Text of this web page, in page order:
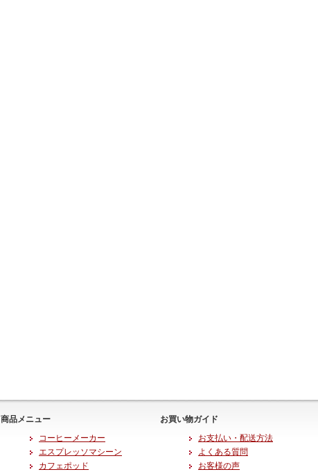
商品メニュー
コーヒーメーカー
エスプレッソマシーン
カフェポッド
お買い物ガイド
お支払い・配送方法
よくある質問
お客様の声